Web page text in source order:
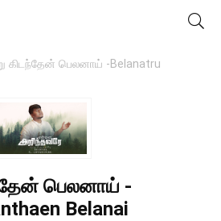
கிடந்தேன் பெலனாய் -Belanatru
பெலனாய் -
Belanai